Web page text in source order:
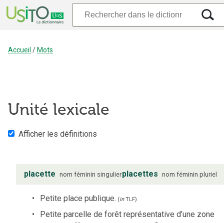
Accueil / Mots
Unité lexicale
Afficher les définitions
placette nom féminin singulierplacettes nom féminin pluriel
Petite place publique. (inTLF)
Petite parcelle de forêt représentative d’une zone